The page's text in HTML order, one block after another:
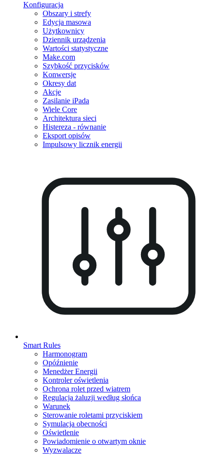
Konfiguracja
Obszary i strefy
Edycja masowa
Użytkownicy
Dziennik urządzenia
Wartości statystyczne
Make.com
Szybkość przycisków
Konwersje
Okresy dat
Akcje
Zasilanie iPada
Wiele Core
Architektura sieci
Histereza - równanie
Eksport opisów
Impulsowy licznik energii
Smart Rules
Harmonogram
Opóźnienie
Menedżer Energii
Kontroler oświetlenia
Ochrona rolet przed wiatrem
Regulacja żaluzji według słońca
Warunek
Sterowanie roletami przyciskiem
Symulacja obecności
Oświetlenie
Powiadomienie o otwartym oknie
Wyzwalacze